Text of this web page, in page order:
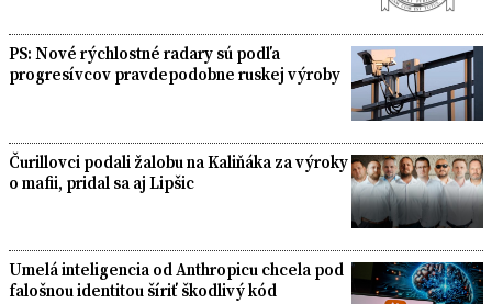
PS: Nové rýchlostné radary sú podľa
progresívcov pravdepodobne ruskej výroby
Čurillovci podali žalobu na Kaliňáka za výroky
o mafii, pridal sa aj Lipšic
Umelá inteligencia od Anthropicu chcela pod
falošnou identitou šíriť škodlivý kód